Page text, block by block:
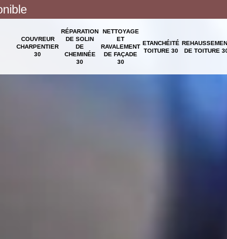
COUVREUR
CHARPENTIER
30
RÉPARATION
DE SOLIN
DE
CHEMINÉE
30
NETTOYAGE
ET
RAVALEMENT
DE FAÇADE
30
ETANCHÉITÉ
TOITURE 30
DE TOITURE